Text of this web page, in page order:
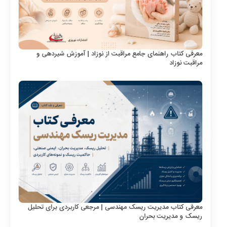
معرفی کتاب راهنمای جامع مراقبت از نوزاد | آموزش شیردهی و
مراقبت نوزاد
معرفی کتاب مدیریت ریسک مهندسی | مرجعی کاربردی برای تحلیل
ریسک و مدیریت بحران